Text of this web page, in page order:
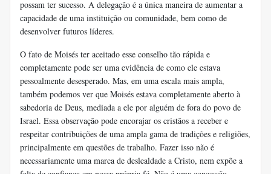
possam ter sucesso. A delegação é a única maneira de aumentar a
capacidade de uma instituição ou comunidade, bem como de
desenvolver futuros líderes.
O fato de Moisés ter aceitado esse conselho tão rápida e
completamente pode ser uma evidência de como ele estava
pessoalmente desesperado. Mas, em uma escala mais ampla,
também podemos ver que Moisés estava completamente aberto à
sabedoria de Deus, mediada a ele por alguém de fora do povo de
Israel. Essa observação pode encorajar os cristãos a receber e
respeitar contribuições de uma ampla gama de tradições e religiões,
principalmente em questões de trabalho. Fazer isso não é
necessariamente uma marca de deslealdade a Cristo, nem expõe a